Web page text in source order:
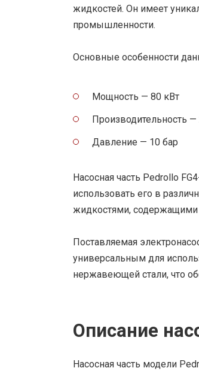
жидкостей. Он имеет
промышленности.
Основные особенности
Мощность — 80 кВт
Производительность
Давление — 10 бар
Насосная часть Pedrollo
использовать его в
жидкостями, содержащими
Поставляемая
универсальным для
нержавеющей стали, что
Описание
Насосная часть модели